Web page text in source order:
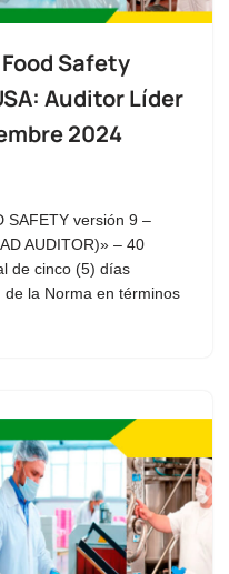
Safety
Auditor Líder
2024
SAFETY versión 9 –
AUDITOR)» – 40
de cinco (5) días
la Norma en términos